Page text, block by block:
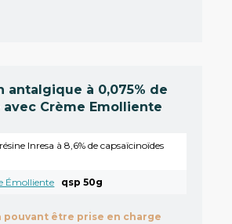
antalgique à 0,075% de
Crème Emolliente
Inresa à 8,6% de capsaïcinoïdes
Émolliente qsp 50g
pouvant être prise en charge